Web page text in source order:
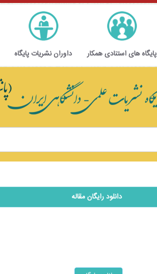
پایگاه های استنادی همکار داوران نشریات پایگاه
دانلود رایگان مقاله